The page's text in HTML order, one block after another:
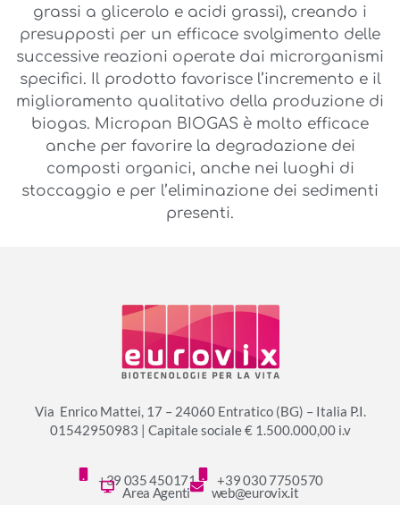
grassi a glicerolo e acidi grassi), creando i
presupposti per un efficace svolgimento delle
successive reazioni operate dai microrganismi
specifici. Il prodotto favorisce l’incremento e il
miglioramento qualitativo della produzione di
biogas. Micropan BIOGAS è molto efficace
anche per favorire la degradazione dei
composti organici, anche nei luoghi di
stoccaggio e per l’eliminazione dei sedimenti
presenti.
Via Enrico Mattei, 17 – 24060 Entratico (BG) – Italia P.I.
01542950983 | Capitale sociale € 1.500.000,00 i.v
+39 035 450171 +39 030 7750570
Area Agenti web@eurovix.it